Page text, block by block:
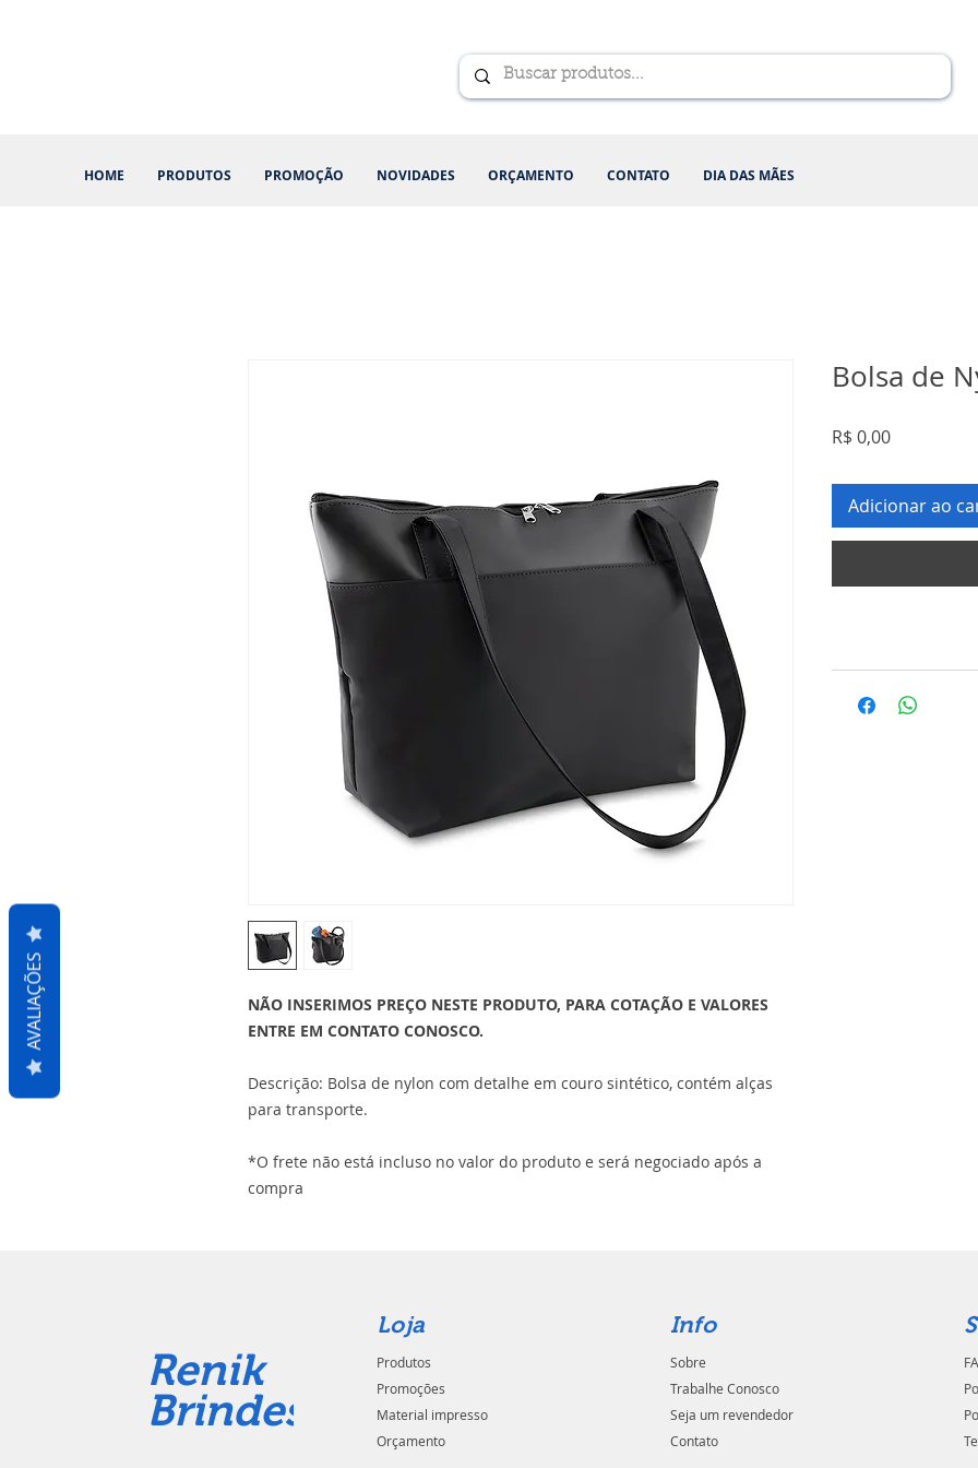
HOME PRODUTOS PROMOÇÃO NOVIDADES ORÇAMENTO CONTATO DIA DAS MÃES
NÃO INSERIMOS PREÇO NESTE PRODUTO, PARA COTAÇÃO E VALORES
ENTRE EM CONTATO CONOSCO.
Descrição: Bolsa de nylon com detalhe em couro sintético, contém alças
para transporte.
*O frete não está incluso no valor do produto e será negociado após a
compra
Bolsa de
R$ 0,00Preço
Adicionar ao
Renik
Brindes
Loja
Produtos
Promoções
Material impresso
Orçamento
Info
Sobre
Trabalhe Conosco
Seja um revendedor
Contato
AVALIAÇÕES